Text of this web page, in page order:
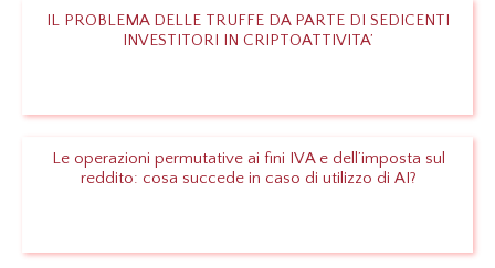
IL PROBLEMA DELLE TRUFFE DA PARTE DI SEDICENTI
INVESTITORI IN CRIPTOATTIVITA’
Le operazioni permutative ai fini IVA e dell’imposta sul
reddito: cosa succede in caso di utilizzo di AI?